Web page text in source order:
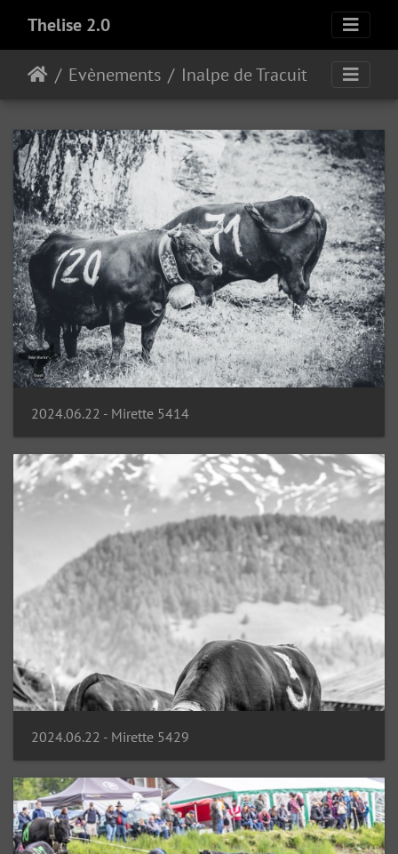
Thelise 2.0
Evènements Inalpe de Tracuit
2024.06.22 - Mirette 5414
2024.06.22 - Mirette 5429